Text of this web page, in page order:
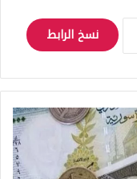
نسخ الرابط